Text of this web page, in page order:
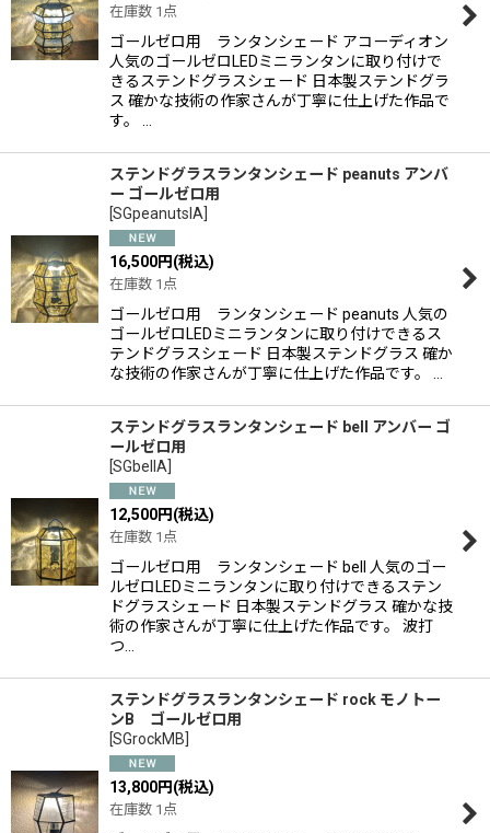
在庫数 1点
ゴールゼロ用 ランタンシェード アコーディオン
人気のゴールゼロLEDミニランタンに取り付けで
きるステンドグラスシェード 日本製ステンドグラ
ス 確かな技術の作家さんが丁寧に仕上げた作品で
す。 …
ステンドグラスランタンシェード peanuts アンバ
ー ゴールゼロ用
[SGpeanutslA
16,500円(税込)
在庫数 1点
ゴールゼロ用 ランタンシェード peanuts 人気の
ゴールゼロLEDミニランタンに取り付けできるス
テンドグラスシェード 日本製ステンドグラス 確か
な技術の作家さんが丁寧に仕上げた作品です。 …
ステンドグラスランタンシェード bell アンバー ゴ
ールゼロ用
[SGbellA
12,500円(税込)
在庫数 1点
ゴールゼロ用 ランタンシェード bell 人気のゴー
ルゼロLEDミニランタンに取り付けできるステン
ドグラスシェード 日本製ステンドグラス 確かな技
術の作家さんが丁寧に仕上げた作品です。 波打
つ…
ステンドグラスランタンシェード rock モノトー
ンB ゴールゼロ用
[SGrockMB
13,800円(税込)
在庫数 1点